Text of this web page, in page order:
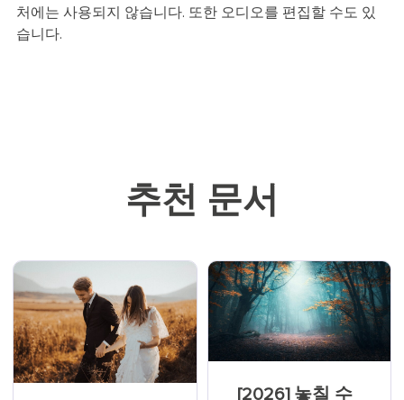
처에는 사용되지 않습니다. 또한 오디오를 편집할 수도 있
습니다.
추천 문서
[2026] 놓칠 수